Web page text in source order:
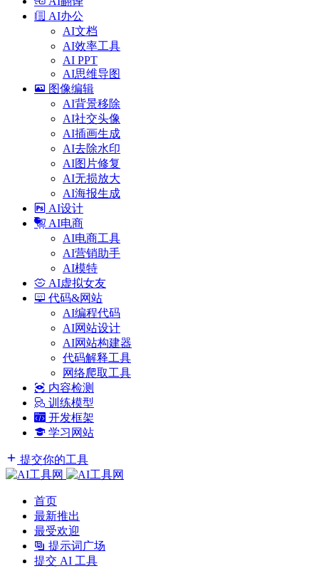
AI办公
AI文档
AI效率工具
AI PPT
AI思维导图
图像编辑
AI背景移除
AI社交头像
AI插画生成
AI去除水印
AI图片修复
AI无损放大
AI海报生成
AI设计
AI电商
AI电商工具
AI营销助手
AI模特
AI虚拟女友
代码&网站
AI编程代码
AI网站设计
AI网站构建器
代码解释工具
网络爬取工具
内容检测
训练模型
开发框架
学习网站
提交你的工具
首页
最新推出
最受欢迎
提示词广场
提交 AI 工具